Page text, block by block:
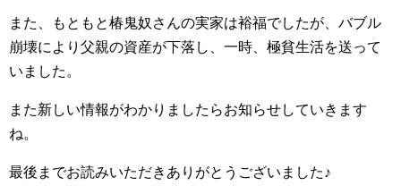
また、もともと椿鬼奴さんの実家は裕福でしたが、バブル
崩壊により父親の資産が下落し、一時、極貧生活を送って
いました。
また新しい情報がわかりましたらお知らせしていきます
ね。
最後までお読みいただきありがとうございました♪